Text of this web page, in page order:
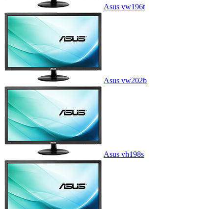
Asus vw196t
Asus vw202b
Asus vh198s